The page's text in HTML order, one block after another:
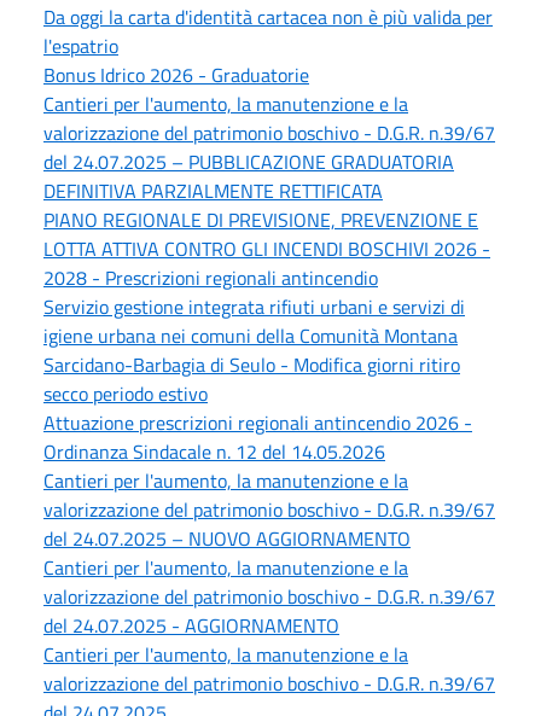
Da oggi la carta d'identità cartacea non è più valida per
l'espatrio
Bonus Idrico 2026 - Graduatorie
Cantieri per l'aumento, la manutenzione e la
valorizzazione del patrimonio boschivo - D.G.R. n.39/67
del 24.07.2025 – PUBBLICAZIONE GRADUATORIA
DEFINITIVA PARZIALMENTE RETTIFICATA
PIANO REGIONALE DI PREVISIONE, PREVENZIONE E
LOTTA ATTIVA CONTRO GLI INCENDI BOSCHIVI 2026 -
2028 - Prescrizioni regionali antincendio
Servizio gestione integrata rifiuti urbani e servizi di
igiene urbana nei comuni della Comunità Montana
Sarcidano-Barbagia di Seulo - Modifica giorni ritiro
secco periodo estivo
Attuazione prescrizioni regionali antincendio 2026 -
Ordinanza Sindacale n. 12 del 14.05.2026
Cantieri per l'aumento, la manutenzione e la
valorizzazione del patrimonio boschivo - D.G.R. n.39/67
del 24.07.2025 – NUOVO AGGIORNAMENTO
Cantieri per l'aumento, la manutenzione e la
valorizzazione del patrimonio boschivo - D.G.R. n.39/67
del 24.07.2025 - AGGIORNAMENTO
Cantieri per l'aumento, la manutenzione e la
valorizzazione del patrimonio boschivo - D.G.R. n.39/67